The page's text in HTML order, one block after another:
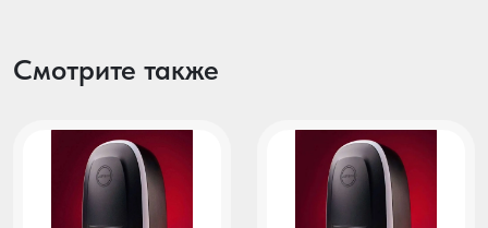
Смотрите также